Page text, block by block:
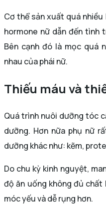
Cơ thể sản xuất quá
hormone nữ dẫn đến tình
Bên cạnh đó là mọc quá
nhau của phái nữ.
Thiếu máu và
Quá trình nuôi dưỡng tóc
dưỡng. Hơn nữa phụ nữ
dưỡng khác như: kẽm,
Do chu kỳ kinh nguyệt,
độ ăn uống không đủ
móc yếu và dễ rụng hơn.